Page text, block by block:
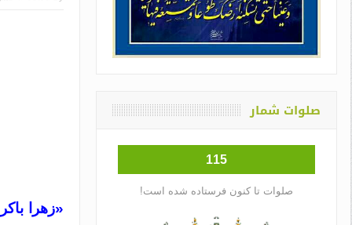
«زهرا
صلوات شمار
115
صلوات تا کنون فرستاده شده است!